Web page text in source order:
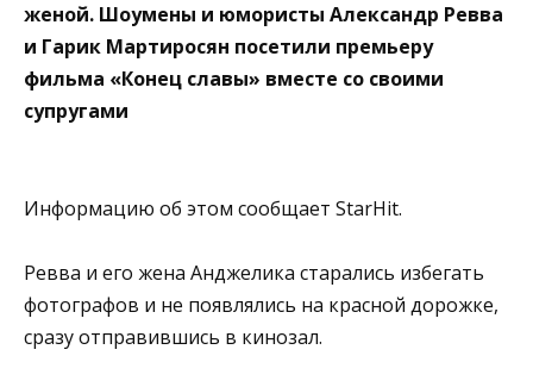
женой. Шоумены и юмористы Александр Ревва
и Гарик Мартиросян посетили премьеру
фильма «Конец славы» вместе со своими
супругами
Информацию об этом сообщает StarHit.
Ревва и его жена Анджелика старались избегать
фотографов и не появлялись на красной дорожке,
сразу отправившись в кинозал.